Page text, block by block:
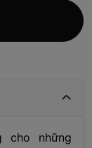
cho những